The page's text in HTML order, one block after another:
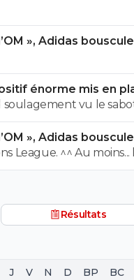
», Adidas
énorme mis en
soulagement vu le
au match allé.
victoire et une énorme
de ce clown.
», Adidas
Au moins... l'OM a
pas
contrairement à
Résultats
J V N D BP BC